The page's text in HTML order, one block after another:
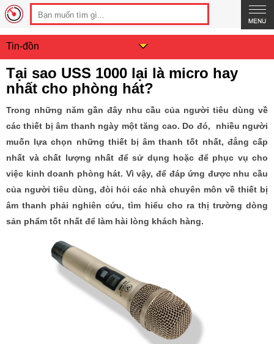
Tin-đồn
Tại sao USS 1000 lại là micro hay
nhất cho phòng hát?
Trong những năm gần đây nhu cầu của người tiêu dùng về
các thiết bị âm thanh ngày một tăng cao. Do đó, nhiều người
muốn lựa chọn những thiết bị âm thanh tốt nhất, đẳng cấp
nhất và chất lượng nhất để sử dụng hoặc để phục vụ cho
việc kinh doanh phòng hát. Vì vậy, để đáp ứng được nhu cầu
của người tiêu dùng, đòi hỏi các nhà chuyên môn về thiết bị
âm thanh phải nghiên cứu, tìm hiểu cho ra thị trường dòng
sản phẩm tốt nhất để làm hài lòng khách hàng.